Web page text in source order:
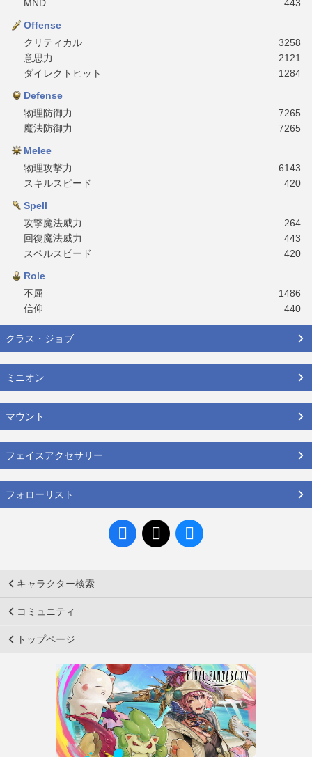
MND
443
Offense
クリティカル
3258
意思力
2121
ダイレクトヒット
1284
Defense
物理防御力
7265
魔法防御力
7265
Melee
物理攻撃力
6143
スキルスピード
420
Spell
攻撃魔法威力
264
回復魔法威力
443
スペルスピード
420
Role
不屈
1486
信仰
440
クラス・ジョブ
ミニオン
マウント
フェイスアクセサリー
フォローリスト
キャラクター検索
コミュニティ
トップページ